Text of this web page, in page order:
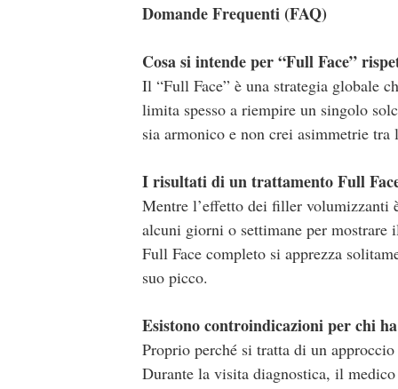
Domande Frequenti (FAQ)
Cosa si intende per “Full Face”
Il “Full Face” è una strategia globale
limita spesso a riempire un singolo
sia armonico e non crei asimmetrie tra
I risultati di un trattamento Full
Mentre l’effetto dei filler volumizzanti
alcuni giorni o settimane per
Full Face completo si apprezza
suo picco.
Esistono controindicazioni per chi
Proprio perché si tratta di un
Durante la visita diagnostica, il